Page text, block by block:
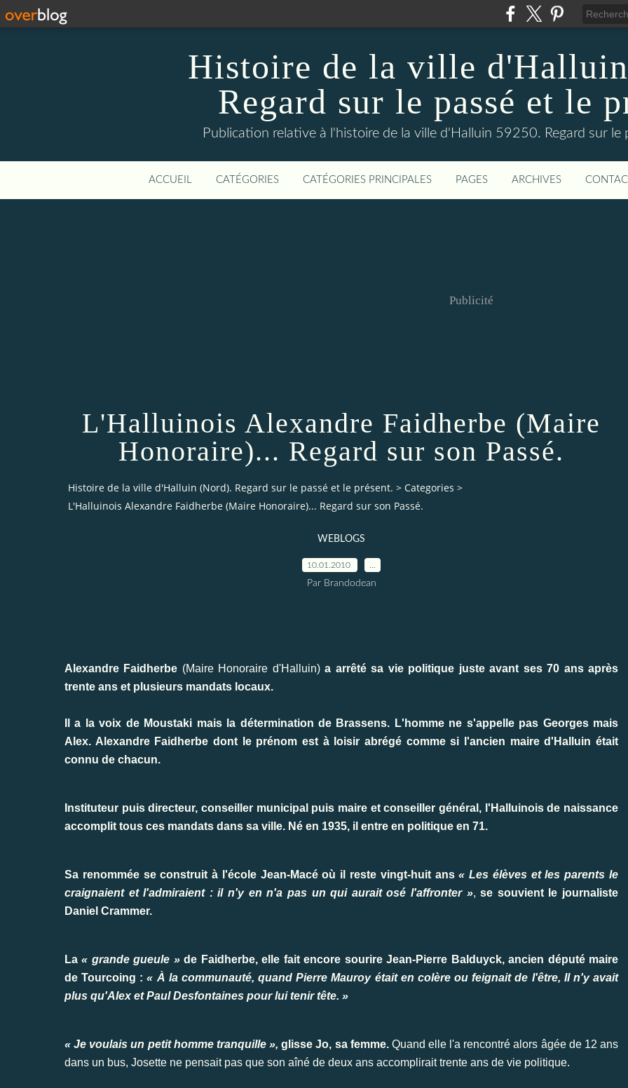
Histoire de la ville
Regard sur le passé et le
Publication relative à l'histoire de la ville d'Halluin 59250. Regard sur le
ACCUEIL CATÉGORIES CATÉGORIES PRINCIPALES PAGES ARCHIVES
Publicité
L'Halluinois Alexandre Faidherbe (Maire
Honoraire)... Regard sur son Passé.
Histoire de la ville d'Halluin (Nord). Regard sur le passé et le présent. > Categories >
L'Halluinois Alexandre Faidherbe (Maire Honoraire)... Regard sur son Passé.
WEBLOGS
10.01.2010
Par Brandodean
Alexandre Faidherbe (Maire Honoraire d'Halluin)a arrêté sa vie politique juste avant ses 70 ans après
trente ans et plusieurs mandats locaux.
Il a la voix de Moustaki mais la détermination de Brassens. L'homme ne s'appelle pas Georges mais
Alex. Alexandre Faidherbe dont le prénom est à loisir abrégé comme si l'ancien maire d'Halluin était
connu de chacun.
Instituteur puis directeur, conseiller municipal puis maire et conseiller général, l'Halluinois de naissance
accomplit tous ces mandats dans sa ville. Né en 1935, il entre en politique en 71.
Sa renommée se construit à l'école Jean-Macé où il reste vingt-huit ans« Les élèves et les parents le
craignaient et l'admiraient : il n'y en n'a pas un qui aurait osé l'affronter »,se souvient le journaliste
Daniel Crammer.
La« grande gueule »de Faidherbe, elle fait encore sourire Jean-Pierre Balduyck, ancien député maire
de Tourcoing :« À la communauté, quand Pierre Mauroy était en colère ou feignait de l'être, Il n'y avait
plus qu'Alex et Paul Desfontaines pour lui tenir tête. »
« Je voulais un petit homme tranquille », glisse Jo, sa femme.Quand elle l'a rencontré alors âgée de 12 ans
dans un bus, Josette ne pensait pas que son aîné de deux ans accomplirait trente ans de vie politique.